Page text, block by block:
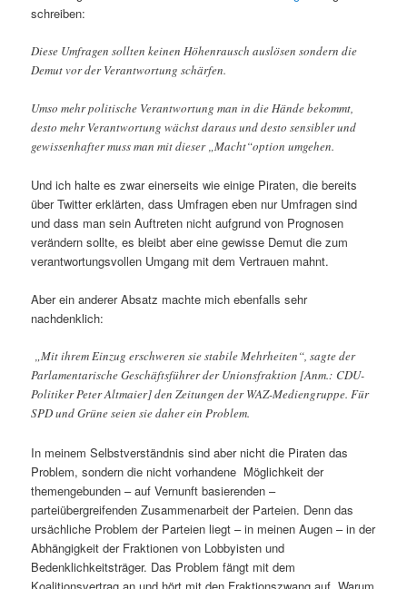
schreiben:
Diese Umfragen sollten keinen Höhenrausch auslösen sondern die
Demut vor der Verantwortung schärfen.
Umso mehr politische Verantwortung man in die Hände bekommt,
desto mehr Verantwortung wächst daraus und desto sensibler und
gewissenhafter muss man mit dieser „Macht“option umgehen.
Und ich halte es zwar einerseits wie einige Piraten, die bereits
über Twitter erklärten, dass Umfragen eben nur Umfragen sind
und dass man sein Auftreten nicht aufgrund von Prognosen
verändern sollte, es bleibt aber eine gewisse Demut die zum
verantwortungsvollen Umgang mit dem Vertrauen mahnt.
Aber ein anderer Absatz machte mich ebenfalls sehr
nachdenklich:
„Mit ihrem Einzug erschweren sie stabile Mehrheiten“, sagte der
Parlamentarische Geschäftsführer der Unionsfraktion [Anm.: CDU-
Politiker Peter Altmaier] den Zeitungen der WAZ-Mediengruppe. Für
SPD und Grüne seien sie daher ein Problem.
In meinem Selbstverständnis sind aber nicht die Piraten das
Problem, sondern die nicht vorhandene Möglichkeit der
themengebunden – auf Vernunft basierenden –
parteiübergreifenden Zusammenarbeit der Parteien. Denn das
ursächliche Problem der Parteien liegt – in meinen Augen – in der
Abhängigkeit der Fraktionen von Lobbyisten und
Bedenklichkeitsträger. Das Problem fängt mit dem
Koalitionsvertrag an und hört mit den Fraktionszwang auf. Warum